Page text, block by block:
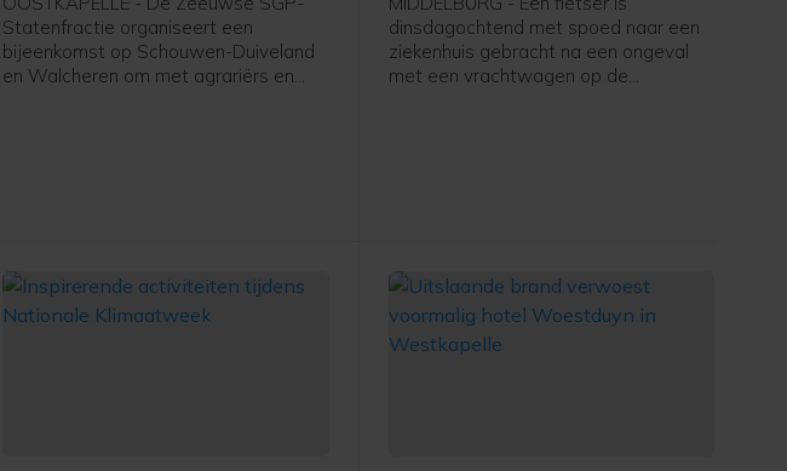
Statenfractie organiseert een
bijeenkomst op Schouwen-Duiveland
en Walcheren om met agrariërs en
dinsdagochtend met spoed naar een
ziekenhuis gebracht na een ongeval
met een vrachtwagen op de